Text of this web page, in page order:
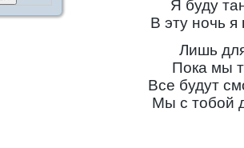
Я буду
В эту ночь
Лишь
Пока мы
Все будут
Мы с тобой